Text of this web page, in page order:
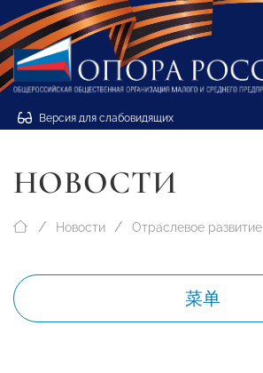
Версия для слабовидящих
НОВОСТИ
Новости Отраслевое развитие
菜单